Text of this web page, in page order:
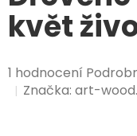
květ
Průměrné
hodnocení
1 hodnocení
Značka:art-